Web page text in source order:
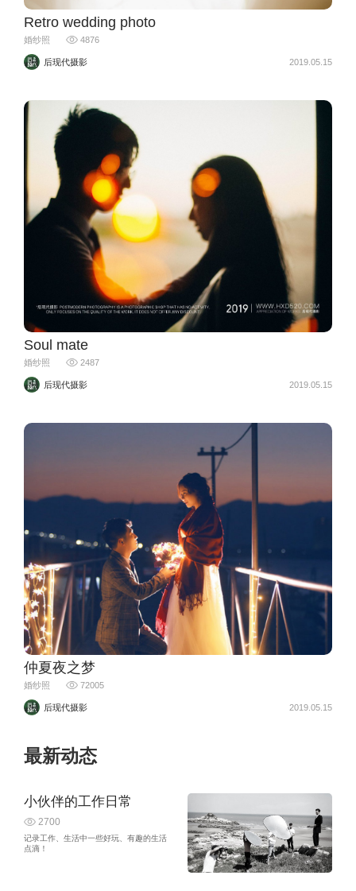
Retro wedding photo
婚纱照 4876
后现代摄影 2019.05.15
Soul mate
婚纱照 2487
后现代摄影 2019.05.15
仲夏夜之梦
婚纱照 72005
后现代摄影 2019.05.15
最新动态
小伙伴的工作日常
2700
记录工作、生活中一些好玩、有趣的生活
点滴！